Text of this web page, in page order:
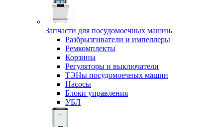
Запчасти для посудомоечных машин
Разбрызгиватели и импеллеры
Ремкомплекты
Корзины
Регуляторы и выключатели
ТЭНы посудомоечных машин
Насосы
Блоки управления
УБЛ